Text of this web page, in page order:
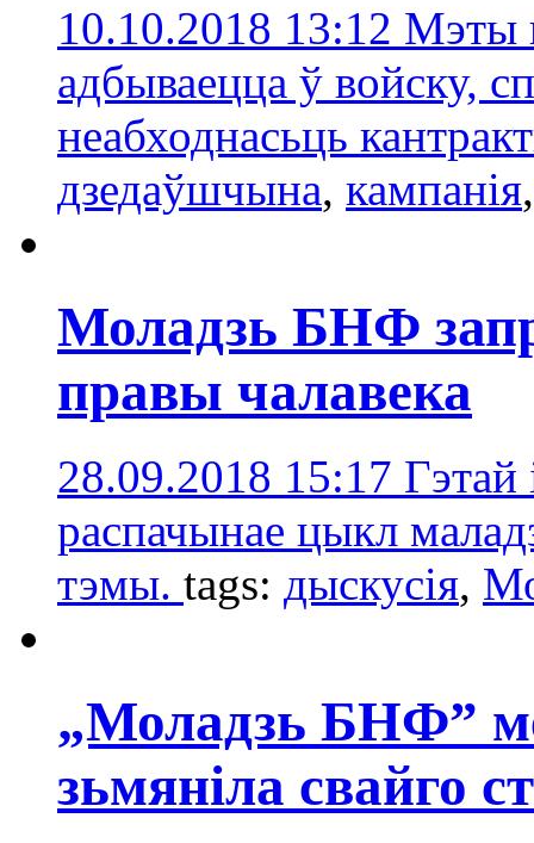
10.10.2018 13:12 Мэты
адбываецца ў войску,
неабходнасьць
дзедаўшчына, кампанія
Моладзь БНФ
правы чалавека
28.09.2018 15:17
распачынае цыкл
тэмы. tags: дыскусія,
„Моладзь БНФ”
зьмяніла свайго